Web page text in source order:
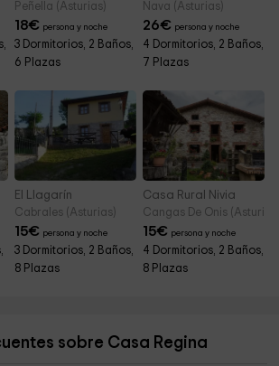
Peñella (Asturias)
18€ persona y noche
3 Dormitorios, 2 Baños,
6 Plazas
Nava (Asturias)
26€ persona y noche
4 Dormitorios, 2 Baños,
7 Plazas
El Llagarín
Cabrales (Asturias)
15€ persona y noche
3 Dormitorios, 2 Baños,
8 Plazas
Casa Rural Nivia
Cangas De Onis
15€ persona y noche
4 Dormitorios, 2 Baños,
8 Plazas
sobre Casa Regina